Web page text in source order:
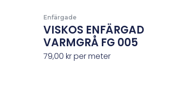
Enfärgade
VISKOS ENFÄRGAD
VARMGRÅ FG 005
79,00 krper meter